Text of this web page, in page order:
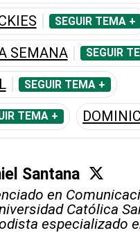
SEGUIR TEMA +
SEMANA SEGUIR
SEGUIR TEMA +
TEMA +
Santana
en
Católica
especializado